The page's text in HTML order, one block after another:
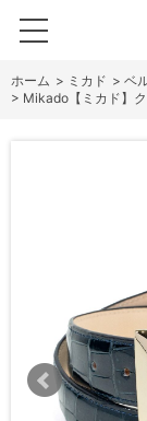
ホーム > ミカド > ベ
> Mikado【ミカド】